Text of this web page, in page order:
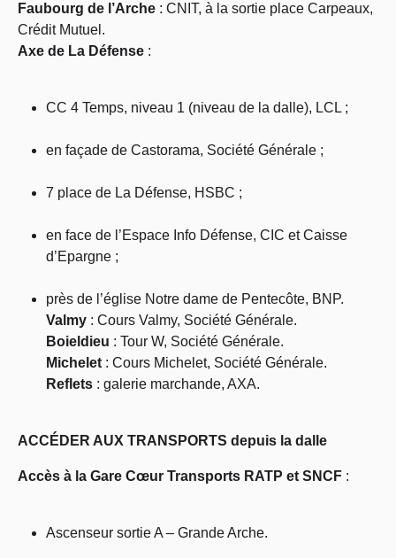
Faubourg de l’Arche : CNIT, à la sortie place Carpeaux,
Crédit Mutuel.
Axe de La Défense :
CC 4 Temps, niveau 1 (niveau de la dalle), LCL ;
en façade de Castorama, Société Générale ;
7 place de La Défense, HSBC ;
en face de l’Espace Info Défense, CIC et Caisse
d’Epargne ;
près de l’église Notre dame de Pentecôte, BNP.
Valmy : Cours Valmy, Société Générale.
Boieldieu : Tour W, Société Générale.
Michelet : Cours Michelet, Société Générale.
Reflets : galerie marchande, AXA.
ACCÉDER AUX TRANSPORTS depuis la dalle
Accès à la Gare Cœur Transports RATP et SNCF :
Ascenseur sortie A – Grande Arche.